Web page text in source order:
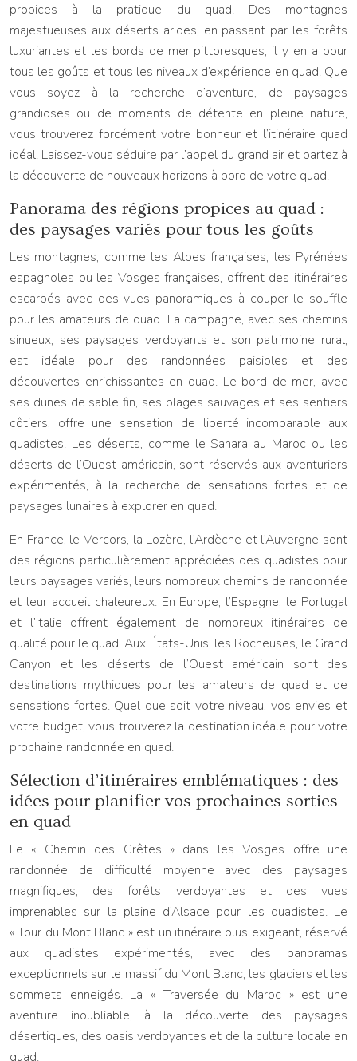
propices à la pratique du quad. Des montagnes
majestueuses aux déserts arides, en passant par les forêts
luxuriantes et les bords de mer pittoresques, il y en a pour
tous les goûts et tous les niveaux d’expérience en quad. Que
vous soyez à la recherche d’aventure, de paysages
grandioses ou de moments de détente en pleine nature,
vous trouverez forcément votre bonheur et l’itinéraire quad
idéal. Laissez-vous séduire par l’appel du grand air et partez à
la découverte de nouveaux horizons à bord de votre quad.
Panorama des régions propices au quad :
des paysages variés pour tous les goûts
Les montagnes, comme les Alpes françaises, les Pyrénées
espagnoles ou les Vosges françaises, offrent des itinéraires
escarpés avec des vues panoramiques à couper le souffle
pour les amateurs de quad. La campagne, avec ses chemins
sinueux, ses paysages verdoyants et son patrimoine rural,
est idéale pour des randonnées paisibles et des
découvertes enrichissantes en quad. Le bord de mer, avec
ses dunes de sable fin, ses plages sauvages et ses sentiers
côtiers, offre une sensation de liberté incomparable aux
quadistes. Les déserts, comme le Sahara au Maroc ou les
déserts de l’Ouest américain, sont réservés aux aventuriers
expérimentés, à la recherche de sensations fortes et de
paysages lunaires à explorer en quad.
En France, le Vercors, la Lozère, l’Ardèche et l’Auvergne sont
des régions particulièrement appréciées des quadistes pour
leurs paysages variés, leurs nombreux chemins de randonnée
et leur accueil chaleureux. En Europe, l’Espagne, le Portugal
et l’Italie offrent également de nombreux itinéraires de
qualité pour le quad. Aux États-Unis, les Rocheuses, le Grand
Canyon et les déserts de l’Ouest américain sont des
destinations mythiques pour les amateurs de quad et de
sensations fortes. Quel que soit votre niveau, vos envies et
votre budget, vous trouverez la destination idéale pour votre
prochaine randonnée en quad.
Sélection d’itinéraires emblématiques : des
idées pour planifier vos prochaines sorties
en quad
Le « Chemin des Crêtes » dans les Vosges offre une
randonnée de difficulté moyenne avec des paysages
magnifiques, des forêts verdoyantes et des vues
imprenables sur la plaine d’Alsace pour les quadistes. Le
« Tour du Mont Blanc » est un itinéraire plus exigeant, réservé
aux quadistes expérimentés, avec des panoramas
exceptionnels sur le massif du Mont Blanc, les glaciers et les
sommets enneigés. La « Traversée du Maroc » est une
aventure inoubliable, à la découverte des paysages
désertiques, des oasis verdoyantes et de la culture locale en
quad.